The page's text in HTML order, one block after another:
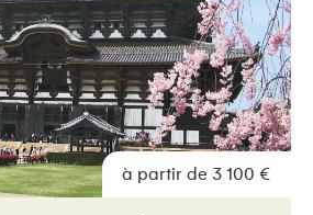
à partir de 3 100 €